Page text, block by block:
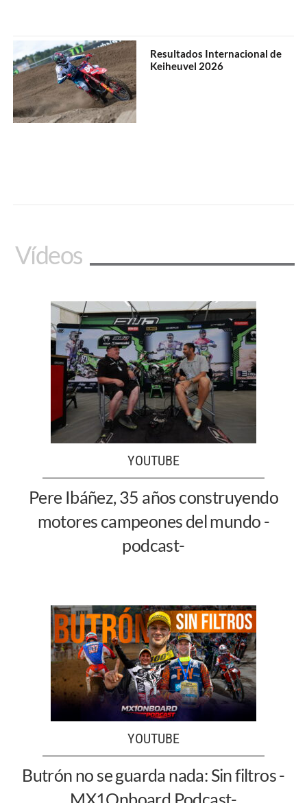
Resultados Internacional de
Keiheuvel 2026
Vídeos
YOUTUBE
Pere Ibáñez, 35 años construyendo
motores campeones del mundo -
podcast-
YOUTUBE
Butrón no se guarda nada: Sin filtros -